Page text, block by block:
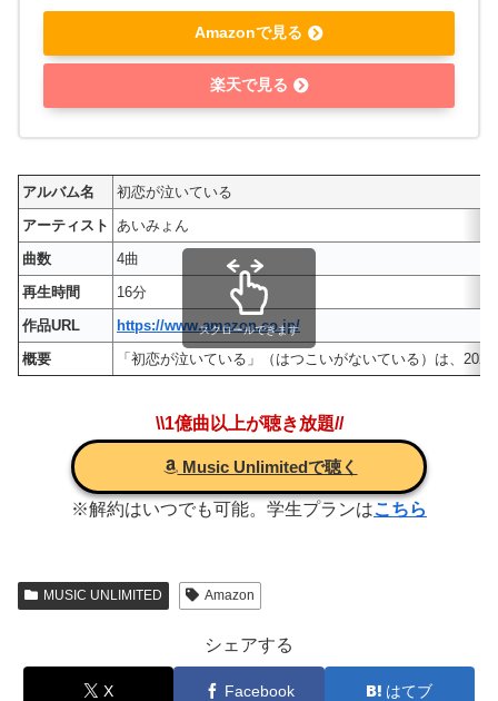
Amazonで見る
楽天で見る
アルバム名
初恋が泣いている
アーティスト あいみょん
曲数
4曲
再生時間
16分
作品URL
https://www.amazon.co.jp/
概要
「初恋が泣いている」（はつこいがないている）は、
スクロールできます
\\1億曲以上が聴き放題//
Music Unlimitedで聴く
※解約はいつでも可能。学生プランはこちら
MUSIC UNLIMITED Amazon
シェアする
X Facebook はてブ